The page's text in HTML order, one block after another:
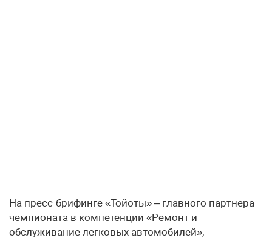
На пресс-брифинге «Тойоты» – главного партнера
чемпионата в компетенции «Ремонт и
обслуживание легковых автомобилей»,